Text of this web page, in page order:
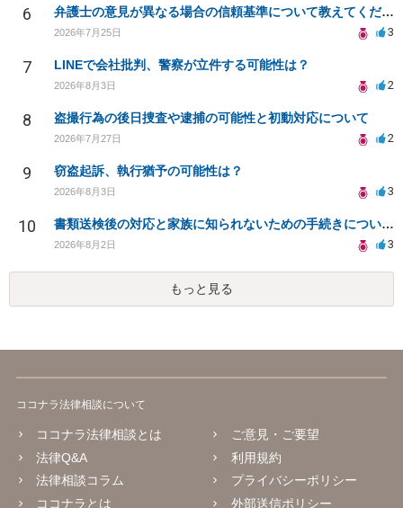
6 弁護士の意見が異なる場合の信頼基準について教えてください
2026年7月25日 3
7 LINEで会社批判、警察が立件する可能性は？
2026年8月3日 2
8 盗撮行為の後日捜査や逮捕の可能性と初動対応について
2026年7月27日 2
9 窃盗起訴、執行猶予の可能性は？
2026年8月3日 3
10 書類送検後の対応と家族に知られないための手続きについて相談
2026年8月2日 3
もっと見る
ココナラ法律相談について
ココナラ法律相談とは
法律Q&A
法律相談コラム
ココナラとは
ご意見・ご要望
利用規約
プライバシーポリシー
外部送信ポリシー